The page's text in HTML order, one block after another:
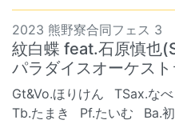
2023 熊野寮合同フェス 3
紋白蝶 feat.石原慎也
パラダイスオーケスト
Gt&Vo.ほりけん TSax.なべ
Tb.たまき
Pf.たいむ Ba.